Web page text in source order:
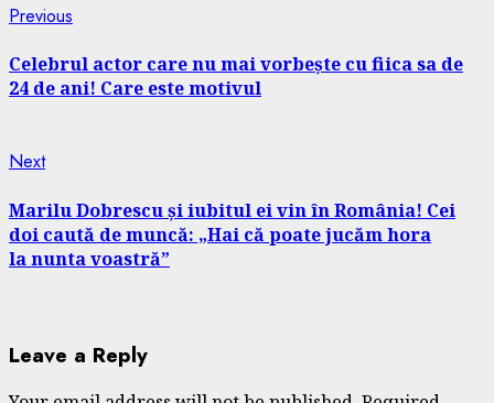
Continue
Reading
Previous
Celebrul actor care nu mai vorbește cu fiica sa de
24 de ani! Care este motivul
NextNext
Marilu Dobrescu și iubitul ei vin în România! Cei
doi caută de muncă: „Hai că poate jucăm hora
la nunta voastră”
Leave a Reply